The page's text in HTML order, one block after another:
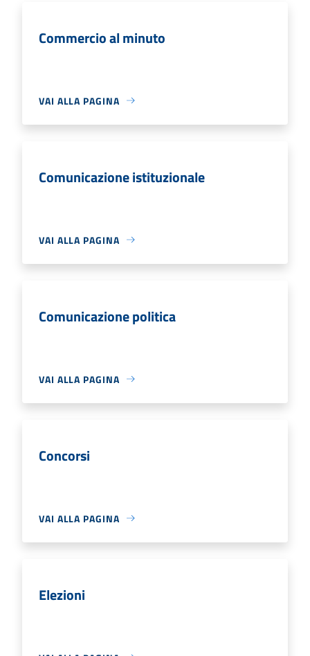
Commercio al minuto
VAI ALLA PAGINA
Comunicazione istituzionale
VAI ALLA PAGINA
Comunicazione politica
VAI ALLA PAGINA
Concorsi
VAI ALLA PAGINA
Elezioni